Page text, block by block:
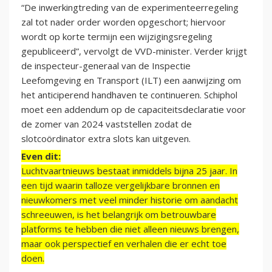
“De inwerkingtreding van de experimenteerregeling
zal tot nader order worden opgeschort; hiervoor
wordt op korte termijn een wijzigingsregeling
gepubliceerd”, vervolgt de VVD-minister. Verder krijgt
de inspecteur-generaal van de Inspectie
Leefomgeving en Transport (ILT) een aanwijzing om
het anticiperend handhaven te continueren. Schiphol
moet een addendum op de capaciteitsdeclaratie voor
de zomer van 2024 vaststellen zodat de
slotcoördinator extra slots kan uitgeven.
Even dit:
Luchtvaartnieuws bestaat inmiddels bijna 25 jaar. In
een tijd waarin talloze vergelijkbare bronnen en
nieuwkomers met veel minder historie om aandacht
schreeuwen, is het belangrijk om betrouwbare
platforms te hebben die niet alleen nieuws brengen,
maar ook perspectief en verhalen die er echt toe
doen.